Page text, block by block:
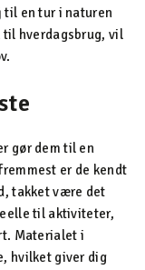
til en tur i naturen
til hverdagsbrug, vil
gør dem til en
er de kendt
takket være det
til aktiviteter,
Materialet i
hvilket giver dig